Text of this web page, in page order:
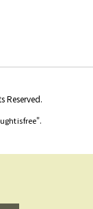
Reserved.
is free".